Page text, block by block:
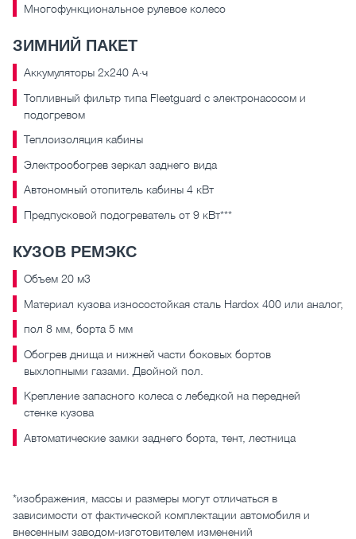
Многофункциональное рулевое колесо
ЗИМНИЙ ПАКЕТ
Аккумуляторы 2х240 А·ч
Топливный фильтр типа Fleetguard с электронасосом и
подогревом
Теплоизоляция кабины
Электрообогрев зеркал заднего вида
Автономный отопитель кабины 4 кВт
Предпусковой подогреватель от 9 кВт***
КУЗОВ РЕМЭКС
Объем 20 м3
Материал кузова износостойкая сталь Hardox 400 или аналог,
пол 8 мм, борта 5 мм
Обогрев днища и нижней части боковых бортов
выхлопными газами. Двойной пол.
Крепление запасного колеса с лебедкой на передней
стенке кузова
Автоматические замки заднего борта, тент, лестница
*изображения, массы и размеры могут отличаться в
зависимости от фактической комплектации автомобиля и
внесенным заводом-изготовителем изменений